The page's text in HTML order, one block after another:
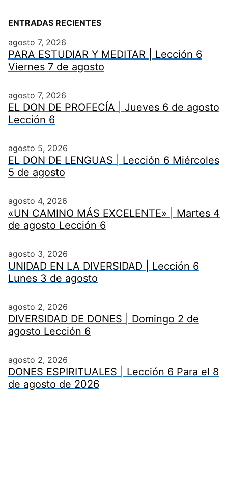
ENTRADAS RECIENTES
agosto 7, 2026
PARA ESTUDIAR Y MEDITAR | Lección 6
Viernes 7 de agosto
agosto 7, 2026
EL DON DE PROFECÍA | Jueves 6 de agosto
Lección 6
agosto 5, 2026
EL DON DE LENGUAS | Lección 6 Miércoles
5 de agosto
agosto 4, 2026
«UN CAMINO MÁS EXCELENTE» | Martes 4
de agosto Lección 6
agosto 3, 2026
UNIDAD EN LA DIVERSIDAD | Lección 6
Lunes 3 de agosto
agosto 2, 2026
DIVERSIDAD DE DONES | Domingo 2 de
agosto Lección 6
agosto 2, 2026
DONES ESPIRITUALES | Lección 6 Para el 8
de agosto de 2026